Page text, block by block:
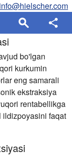
info@hielscher.com
bo'lgan
kurkumin
eng samarali
ekstraksiya
rentabellikga
ildizpoyasini faqat